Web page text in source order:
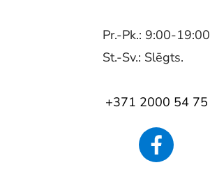
Pr.-Pk.: 9:00-19:00
St.-Sv.: Slēgts.
+371 2000 54 75